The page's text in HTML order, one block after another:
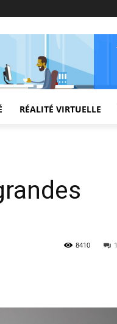
RÉALITÉ VIRTUELLE
1
8410